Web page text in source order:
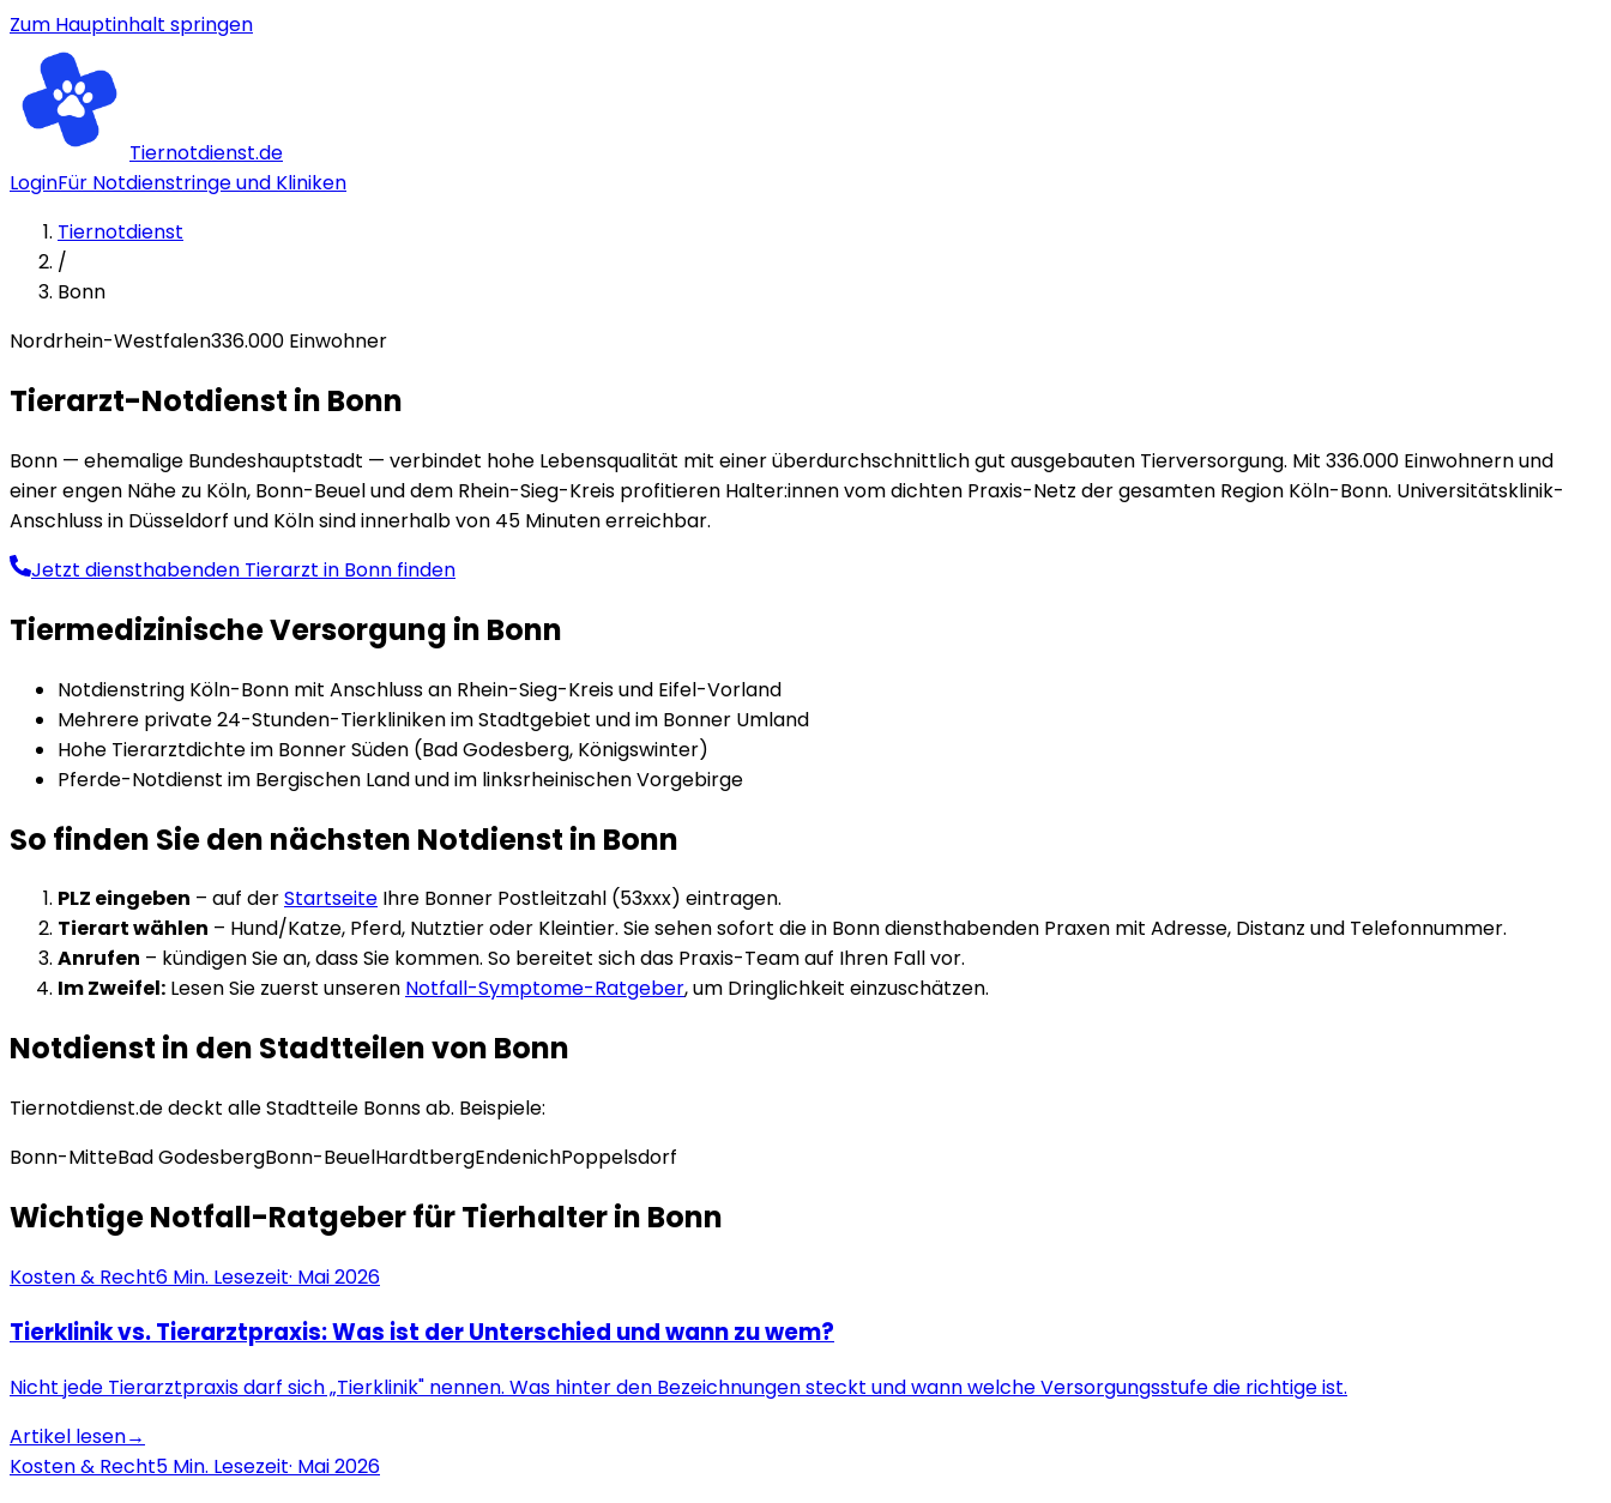
Zum Hauptinhalt springen
Tiernotdienst.de
LoginFür Notdienstringe und Kliniken
Tiernotdienst
/
Bonn
Nordrhein-Westfalen336.000 Einwohner
Tierarzt-Notdienst in Bonn
Bonn — ehemalige Bundeshauptstadt — verbindet hohe Lebensqualität mit einer überdurchschnittlich gut ausgebauten Tierversorgung. Mit 336.000 Einwohnern und
einer engen Nähe zu Köln, Bonn-Beuel und dem Rhein-Sieg-Kreis profitieren Halter:innen vom dichten Praxis-Netz der gesamten Region Köln-Bonn. Universitätsklinik-
Anschluss in Düsseldorf und Köln sind innerhalb von 45 Minuten erreichbar.
Jetzt diensthabenden Tierarzt in Bonn finden
Tiermedizinische Versorgung in Bonn
Notdienstring Köln-Bonn mit Anschluss an Rhein-Sieg-Kreis und Eifel-Vorland
Mehrere private 24-Stunden-Tierkliniken im Stadtgebiet und im Bonner Umland
Hohe Tierarztdichte im Bonner Süden (Bad Godesberg, Königswinter)
Pferde-Notdienst im Bergischen Land und im linksrheinischen Vorgebirge
So finden Sie den nächsten Notdienst in Bonn
PLZ eingeben – auf derStartseite Ihre Bonner Postleitzahl (53xxx) eintragen.
Tierart wählen – Hund/Katze, Pferd, Nutztier oder Kleintier. Sie sehen sofort die in Bonndiensthabenden Praxen mit Adresse, Distanz und Telefonnummer.
Anrufen – kündigen Sie an, dass Sie kommen. So bereitet sich das Praxis-Team auf Ihren Fall vor.
Im Zweifel: Lesen Sie zuerst unseren Notfall-Symptome-Ratgeber, um Dringlichkeit einzuschätzen.
Notdienst in den Stadtteilen von Bonn
Tiernotdienst.de deckt alle Stadtteile Bonns ab. Beispiele:
Bonn-MitteBad GodesbergBonn-BeuelHardtbergEndenichPoppelsdorf
Wichtige Notfall-Ratgeber für Tierhalter in Bonn
Kosten & Recht6 Min. Lesezeit· Mai 2026
Tierklinik vs. Tierarztpraxis: Was ist der Unterschied und wann zu wem?
Nicht jede Tierarztpraxis darf sich „Tierklinik" nennen. Was hinter den Bezeichnungen steckt und wann welche Versorgungsstufe die richtige ist.
Artikel lesen→
Kosten & Recht5 Min. Lesezeit· Mai 2026